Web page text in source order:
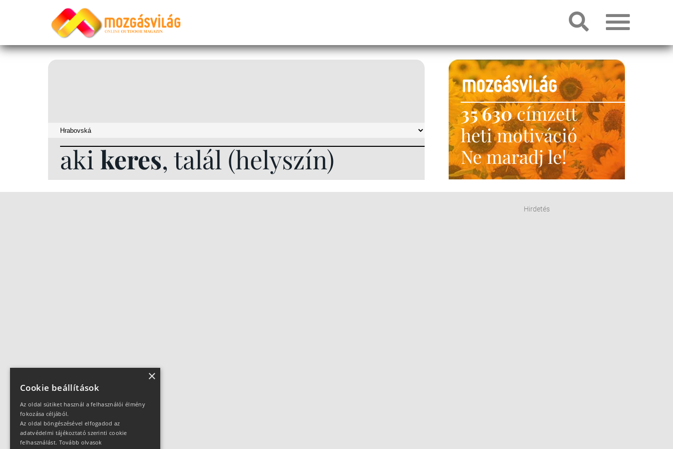
aki keres, talál (helyszín)
35 630címzett
heti motiváció
Ne maradj le!
Hirdetés
×
Cookie beállítások
Az oldal sütiket használ a felhasználói élmény
fokozása céljából.
Az oldal böngészésével elfogadod az
adatvédelmi tájékoztató szerinti cookie
felhasználást. Tovább olvasok